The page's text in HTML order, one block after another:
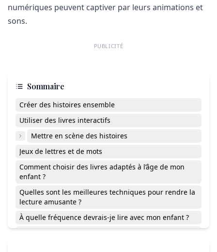
numériques peuvent captiver par leurs animations et
sons.
PUBLICITÉ
Sommaire
Créer des histoires ensemble
Utiliser des livres interactifs
Mettre en scène des histoires
Jeux de lettres et de mots
Comment choisir des livres adaptés à l’âge de mon
enfant ?
Quelles sont les meilleures techniques pour rendre la
lecture amusante ?
À quelle fréquence devrais-je lire avec mon enfant ?